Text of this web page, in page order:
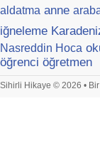
aldatma anne
iğneleme
Nasreddin Hoca
öğrenci öğretmen
Sihirli Hikaye © 2026 • Bir